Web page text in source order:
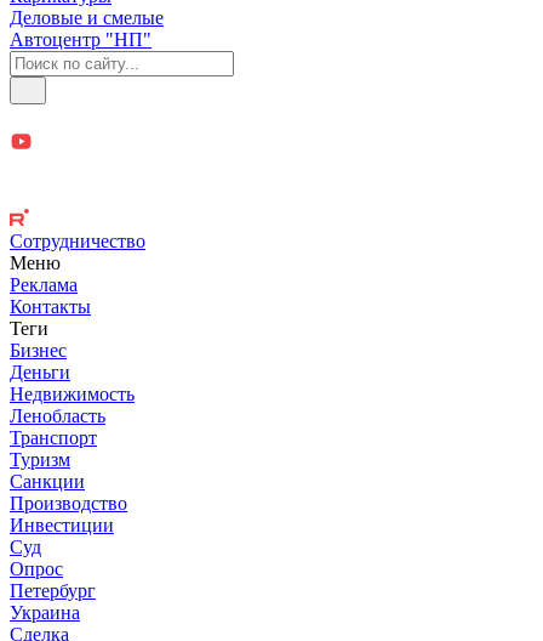
Деловые и смелые
Автоцентр "НП"
Сотрудничество
Меню
Реклама
Контакты
Теги
Бизнес
Деньги
Недвижимость
Ленобласть
Транспорт
Туризм
Санкции
Производство
Инвестиции
Суд
Опрос
Петербург
Украина
Сделка